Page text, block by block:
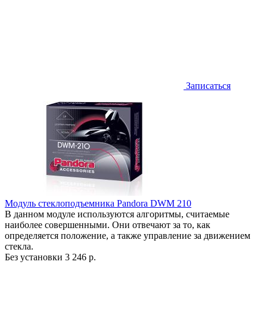
Записаться
Модуль стеклоподъемника Pandora DWM 210
В данном модуле используются алгоритмы, считаемые
наиболее совершенными. Они отвечают за то, как
определяется положение, а также управление за движением
стекла.
Без установки 3 246 р.